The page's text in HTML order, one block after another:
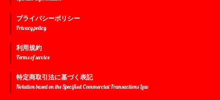
プライバシーポリシー
Privacy policy
利用規約
Terms of service
特定商取引法に基づく表記
Notation based on the Specified Commercial Transactions Law